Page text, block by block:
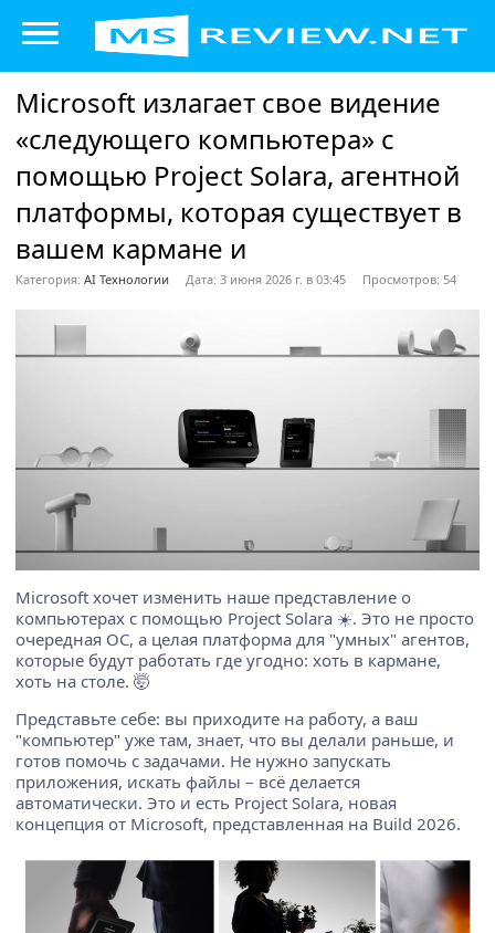
Microsoft излагает свое видение
«следующего компьютера» с
помощью Project Solara, агентной
платформы, которая существует в
вашем кармане и
Категория: AI Технологии Дата: 3 июня 2026 г. в 03:45 Просмотров: 54
Microsoft хочет изменить наше представление о
компьютерах с помощью Project Solara ☀️. Это не просто
очередная ОС, а целая платформа для "умных" агентов,
которые будут работать где угодно: хоть в кармане,
хоть на столе. 🤯
Представьте себе: вы приходите на работу, а ваш
"компьютер" уже там, знает, что вы делали раньше, и
готов помочь с задачами. Не нужно запускать
приложения, искать файлы – всё делается
автоматически. Это и есть Project Solara, новая
концепция от Microsoft, представленная на Build 2026.